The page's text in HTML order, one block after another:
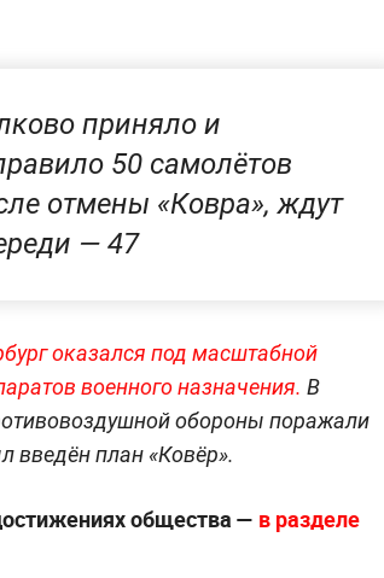
приняло и
50 самолётов
отмены «Ковра», ждут
— 47
оказался под масштабной
военного назначения. В
обороны поражали
введён план «Ковёр».
общества — в разделе